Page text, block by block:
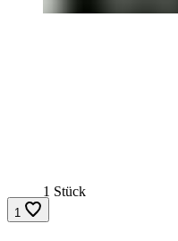
1 Stück
1